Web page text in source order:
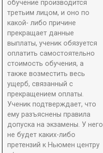
обучение производится
третьим лицом, и оно по
какой- либо причине
прекращает данные
выплаты, ученик обязуется
оплатить самостоятельно
стоимость обучения, а
также возместить весь
ущерб, связанный с
прекращением оплаты.
Ученик подтверждает, что
ему разъяснены правила
допуска на экзамены. У него
не будет каких-либо
претензий к Ньюмен центру